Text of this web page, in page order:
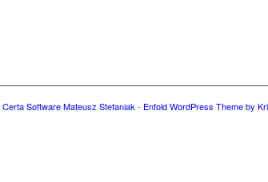
Certa Software Mateusz Stefaniak- Enfold WordPress Theme by